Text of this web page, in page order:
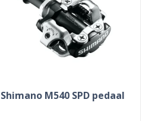
Shimano M540 SPD pedaal